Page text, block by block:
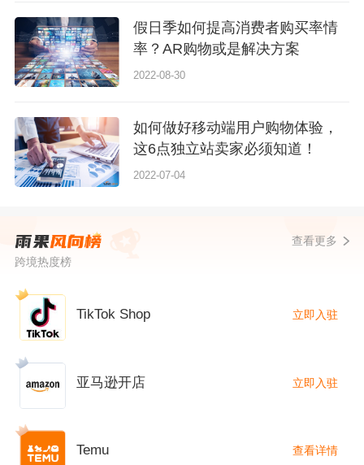
假日季如何提高消费者购买率情
率？AR购物或是解决方案
2022-08-30
如何做好移动端用户购物体验，
这6点独立站卖家必须知道！
2022-07-04
跨境热度榜
查看更多
TikTok Shop 立即入驻
亚马逊开店 立即入驻
Temu 查看详情